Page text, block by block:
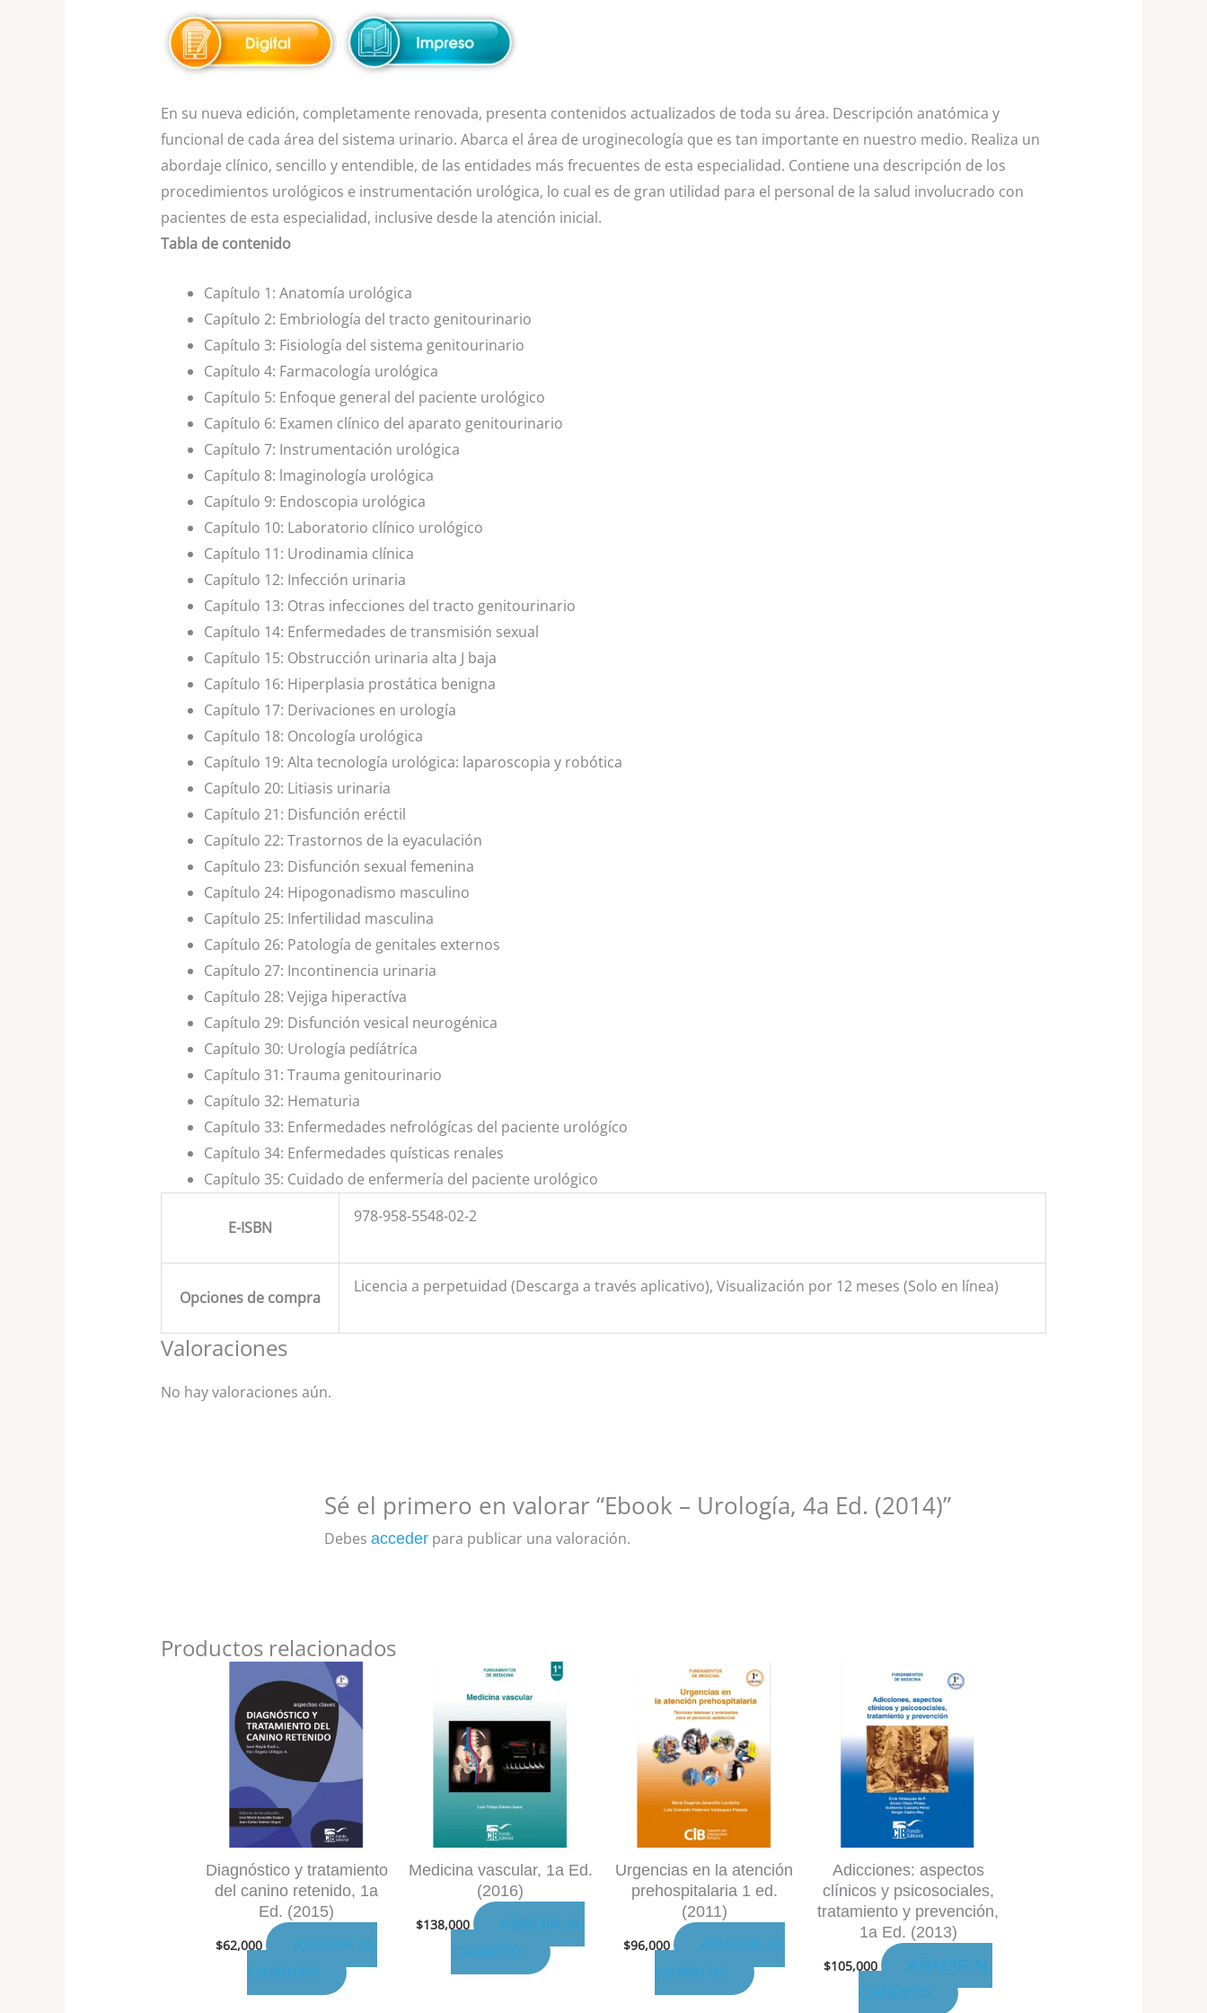
En su nueva edición, completamente renovada, presenta contenidos actualizados de toda su área. Descripción anatómica y
funcional de cada área del sistema urinario. Abarca el área de uroginecología que es tan importante en nuestro medio. Realiza un
abordaje clínico, sencillo y entendible, de las entidades más frecuentes de esta especialidad. Contiene una descripción de los
procedimientos urológicos e instrumentación urológica, lo cual es de gran utilidad para el personal de la salud involucrado con
pacientes de esta especialidad, inclusive desde la atención inicial.
Tabla de contenido
Capítulo 1: Anatomía urológica
Capítulo 2: Embriología del tracto genitourinario
Capítulo 3: Fisiología del sistema genitourinario
Capítulo 4: Farmacología urológica
Capítulo 5: Enfoque general del paciente urológico
Capítulo 6: Examen clínico del aparato genitourinario
Capítulo 7: Instrumentación urológica
Capítulo 8: lmaginología urológica
Capítulo 9: Endoscopia urológica
Capítulo 10: Laboratorio clínico urológico
Capítulo 11: Urodinamia clínica
Capítulo 12: Infección urinaria
Capítulo 13: Otras infecciones del tracto genitourinario
Capítulo 14: Enfermedades de transmisión sexual
Capítulo 15: Obstrucción urinaria alta J baja
Capítulo 16: Hiperplasia prostática benigna
Capítulo 17: Derivaciones en urología
Capítulo 18: Oncología urológica
Capítulo 19: Alta tecnología urológica: laparoscopia y robótica
Capítulo 20: Litiasis urinaria
Capítulo 21: Disfunción eréctil
Capítulo 22: Trastornos de la eyaculación
Capítulo 23: Disfunción sexual femenina
Capítulo 24: Hipogonadismo masculino
Capítulo 25: Infertilidad masculina
Capítulo 26: Patología de genitales externos
Capítulo 27: Incontinencia urinaria
Capítulo 28: Vejiga hiperactíva
Capítulo 29: Disfunción vesical neurogénica
Capítulo 30: Urología pedíátríca
Capítulo 31: Trauma genitourinario
Capítulo 32: Hematuria
Capítulo 33: Enfermedades nefrológícas del paciente urológíco
Capítulo 34: Enfermedades quísticas renales
Capítulo 35: Cuidado de enfermería del paciente urológico
E-ISBN
978-958-5548-02-2
Opciones de compra
Licencia a perpetuidad (Descarga a través aplicativo), Visualización por 12 meses (Solo en línea)
Valoraciones
No hay valoraciones aún.
Sé el primero en valorar “Ebook – Urología, 4a Ed. (2014)”
Debes accederpara publicar una valoración.
Productos relacionados
Diagnóstico y tratamiento
del canino retenido, 1a
Ed. (2015)
$62,000
AÑADIR AL
CARRITO
Medicina vascular, 1a Ed.
(2016)
$138,000
AÑADIR AL
CARRITO
Urgencias en la atención
prehospitalaria 1 ed.
(2011)
$96,000
AÑADIR AL
CARRITO
Adicciones: aspectos
clínicos y psicosociales,
tratamiento y prevención,
1a Ed. (2013)
$105,000
AÑADIR AL
CARRITO